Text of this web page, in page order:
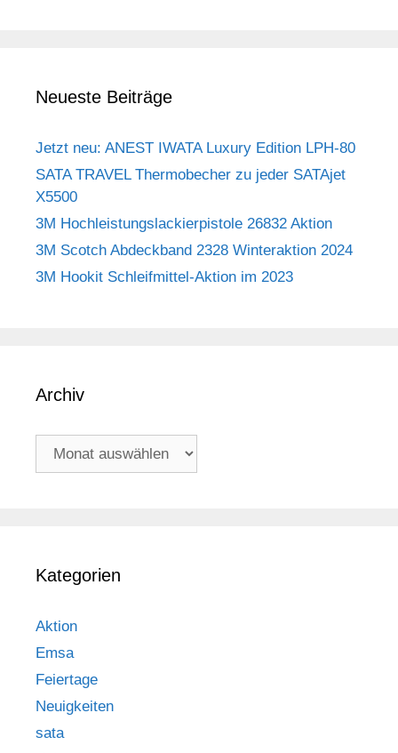
Neueste Beiträge
Jetzt neu: ANEST IWATA Luxury Edition LPH-80
SATA TRAVEL Thermobecher zu jeder SATAjet
X5500
3M Hochleistungslackierpistole 26832 Aktion
3M Scotch Abdeckband 2328 Winteraktion 2024
3M Hookit Schleifmittel-Aktion im 2023
Archiv
Archiv
Kategorien
Aktion
Emsa
Feiertage
Neuigkeiten
sata